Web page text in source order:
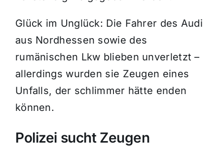
Glück im Unglück: Die Fahrer des Audi
aus Nordhessen sowie des
rumänischen Lkw blieben unverletzt –
allerdings wurden sie Zeugen eines
Unfalls, der schlimmer hätte enden
können.
Polizei sucht Zeugen